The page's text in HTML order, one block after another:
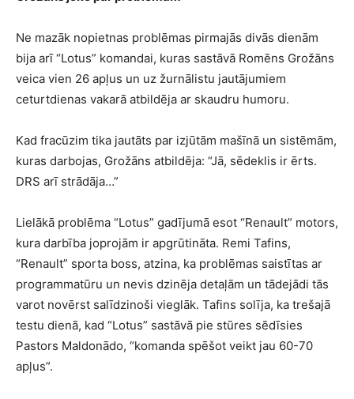
Ne mazāk nopietnas problēmas pirmajās divās dienām
bija arī “Lotus” komandai, kuras sastāvā Romēns Grožāns
veica vien 26 apļus un uz žurnālistu jautājumiem
ceturtdienas vakarā atbildēja ar skaudru humoru.
Kad fracūzim tika jautāts par izjūtām mašīnā un sistēmām,
kuras darbojas, Grožāns atbildēja: “Jā, sēdeklis ir ērts.
DRS arī strādāja…”
Lielākā problēma “Lotus” gadījumā esot “Renault” motors,
kura darbība joprojām ir apgrūtināta. Remi Tafins,
“Renault” sporta boss, atzina, ka problēmas saistītas ar
programmatūru un nevis dzinēja detaļām un tādejādi tās
varot novērst salīdzinoši vieglāk. Tafins solīja, ka trešajā
testu dienā, kad “Lotus” sastāvā pie stūres sēdīsies
Pastors Maldonādo, “komanda spēšot veikt jau 60-70
apļus”.